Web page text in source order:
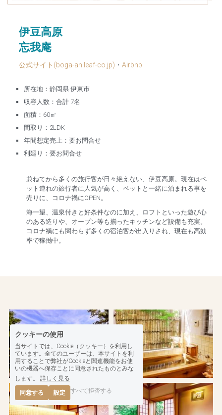
伊豆高原
忘我庵
公式サイト(boga-an.leaf-co.jp) ・ Airbnb
所在地：静岡県 伊東市
収容人数：合計 7名
面積：60㎡
間取り：2LDK
年間想定売上：要お問合せ
利廻り：要お問合せ
兼ねてから多くの旅行客が日々絶えない、伊豆高原。現在はペ
ット連れの旅行者に人気が高く、ペットと一緒に泊まれる事を
売りに、コロナ禍にOPEN。
海一望、温泉付きと好条件なのに加え、ロフトといった遊び心
のある造りや、オーブン等も揃ったキッチンなど設備も充実。
コロナ禍にも関わらず多くの宿泊客が出入りされ、現在も高効
率で稼働中。
クッキーの使用
当サイトでは、Cookie（クッキー）を利用し
ています。全てのユーザーは、本サイトを利
用することで弊社がCookieと関連機能をお使
いの機器へ保存ことに同意されたものとみな
します。
詳しく見る
同意する 設定 すべて拒否する